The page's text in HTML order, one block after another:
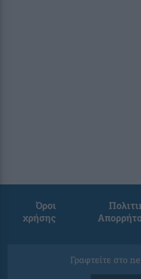
Όροι
χρήσης
Γραφτείτε στο